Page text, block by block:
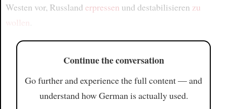
Westen vor, Russland erpressen und destabilisieren zu
wollen
Continue the conversation
Go further and experience the full content — and
understand how German is actually used.